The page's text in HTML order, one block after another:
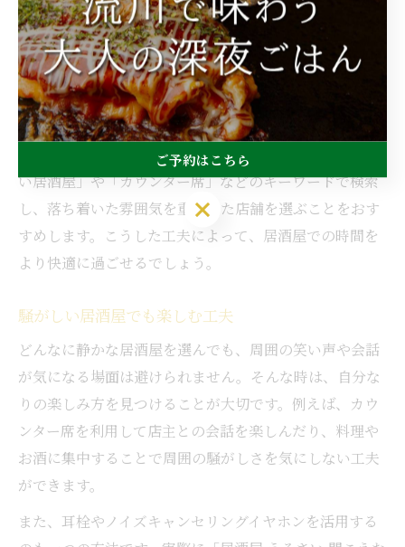
い場合の基本的なマナーを理解し、周囲への配慮を心が
けることが大切です。例えば、会話の声量を控えめにす
る、スマートフォンの着信音を消すなど、基本的な行動
が快適な空間づくりに繋がります。
また、混雑時や団体客が多い時間帯を避けて来店するこ
とも効果的です。静かな居酒屋を選ぶ際は「うるさくな
い居酒屋」や「カウンター席」などのキーワードで検索
し、落ち着いた雰囲気を重視した店舗を選ぶことをおす
すめします。こうした工夫によって、居酒屋での時間を
より快適に過ごせるでしょう。
騒がしい居酒屋でも楽しむ工夫
どんなに静かな居酒屋を選んでも、周囲の笑い声や会話
が気になる場面は避けられません。そんな時は、自分な
りの楽しみ方を見つけることが大切です。例えば、カウ
ンター席を利用して店主との会話を楽しんだり、料理や
お酒に集中することで周囲の騒がしさを気にしない工夫
ができます。
また、耳栓やノイズキャンセリングイヤホンを活用する
ご予約はこちら